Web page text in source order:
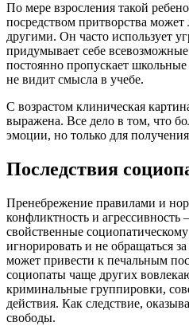
По мере взросления такой
посредством притворства может
другими. Он часто использует
придумывает себе
постоянно пропускает
не видит смысла в учебе.
С возрастом клиническая
выражена. Все дело в том, что
эмоции, но только для
Последствия
Пренебрежение правилами и
конфликтность и агрессивность
свойственные
игнорировать и не обращаться
может привести к печальным
социопаты чаще других
криминальные группировки,
действия. Как следствие,
свободы.